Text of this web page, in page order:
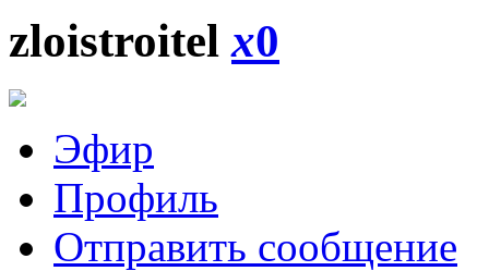
zloistroitelx0
Эфир
Профиль
Отправить сообщение